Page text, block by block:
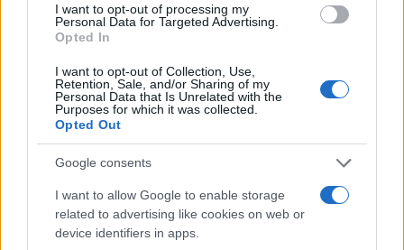
I want to opt-out of processing my
Personal Data for Targeted Advertising.
Opted In
I want to opt-out of Collection, Use,
Retention, Sale, and/or Sharing of my
Personal Data that Is Unrelated with the
Purposes for which it was collected.
Opted Out
Google consents
I want to allow Google to enable storage
related to advertising like cookies on web or
device identifiers in apps.
Oltre 2.000 pratiche per generare
crediti inesistenti
L’anello operativo dell’organizzazione sarebbe
stato individuato in due professionisti della
provincia di Chieti, abilitati all’accesso della
piattaforma dell’Agenzia delle Entrate dedicata alla
cessione dei crediti fiscali.